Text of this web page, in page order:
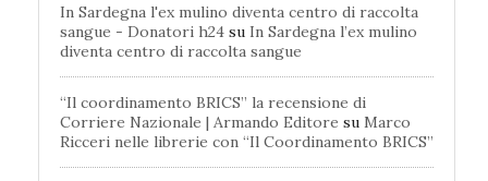
In Sardegna l'ex mulino diventa centro di raccolta
sangue - Donatori h24 su In Sardegna l’ex mulino
diventa centro di raccolta sangue
“Il coordinamento BRICS” la recensione di
Corriere Nazionale | Armando Editore su Marco
Ricceri nelle librerie con “Il Coordinamento BRICS”